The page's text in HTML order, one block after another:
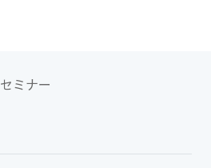
セミナー